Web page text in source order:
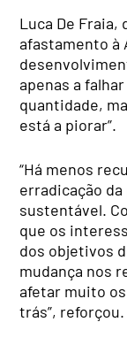
Luca De
afastamento à
apenas a
quantidade,
está a piorar”.
“Há menos
erradicação
sustentável.
que os
dos objetivos
mudança nos
afetar muito
trás”, reforçou.